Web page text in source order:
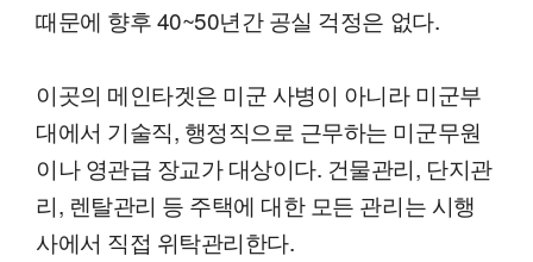
때문에 향후 40~50년간 공실 걱정은 없다.
이곳의 메인타겟은 미군 사병이 아니라 미군부
대에서 기술직, 행정직으로 근무하는 미군무원
이나 영관급 장교가 대상이다. 건물관리, 단지관
리, 렌탈관리 등 주택에 대한 모든 관리는 시행
사에서 직접 위탁관리한다.